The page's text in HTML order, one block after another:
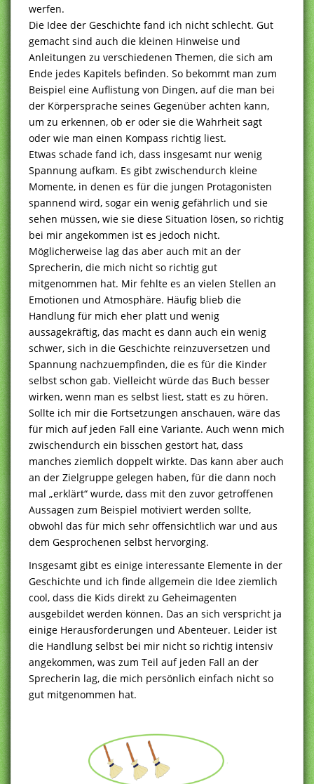
werfen.
Die Idee der Geschichte fand ich nicht schlecht. Gut
gemacht sind auch die kleinen Hinweise und
Anleitungen zu verschiedenen Themen, die sich am
Ende jedes Kapitels befinden. So bekommt man zum
Beispiel eine Auflistung von Dingen, auf die man bei
der Körpersprache seines Gegenüber achten kann,
um zu erkennen, ob er oder sie die Wahrheit sagt
oder wie man einen Kompass richtig liest.
Etwas schade fand ich, dass insgesamt nur wenig
Spannung aufkam. Es gibt zwischendurch kleine
Momente, in denen es für die jungen Protagonisten
spannend wird, sogar ein wenig gefährlich und sie
sehen müssen, wie sie diese Situation lösen, so richtig
bei mir angekommen ist es jedoch nicht.
Möglicherweise lag das aber auch mit an der
Sprecherin, die mich nicht so richtig gut
mitgenommen hat. Mir fehlte es an vielen Stellen an
Emotionen und Atmosphäre. Häufig blieb die
Handlung für mich eher platt und wenig
aussagekräftig, das macht es dann auch ein wenig
schwer, sich in die Geschichte reinzuversetzen und
Spannung nachzuempfinden, die es für die Kinder
selbst schon gab. Vielleicht würde das Buch besser
wirken, wenn man es selbst liest, statt es zu hören.
Sollte ich mir die Fortsetzungen anschauen, wäre das
für mich auf jeden Fall eine Variante. Auch wenn mich
zwischendurch ein bisschen gestört hat, dass
manches ziemlich doppelt wirkte. Das kann aber auch
an der Zielgruppe gelegen haben, für die dann noch
mal „erklärt“ wurde, dass mit den zuvor getroffenen
Aussagen zum Beispiel motiviert werden sollte,
obwohl das für mich sehr offensichtlich war und aus
dem Gesprochenen selbst hervorging.
Insgesamt gibt es einige interessante Elemente in der
Geschichte und ich finde allgemein die Idee ziemlich
cool, dass die Kids direkt zu Geheimagenten
ausgebildet werden können. Das an sich verspricht ja
einige Herausforderungen und Abenteuer. Leider ist
die Handlung selbst bei mir nicht so richtig intensiv
angekommen, was zum Teil auf jeden Fall an der
Sprecherin lag, die mich persönlich einfach nicht so
gut mitgenommen hat.